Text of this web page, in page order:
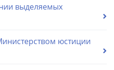
выделяемых
юстиции